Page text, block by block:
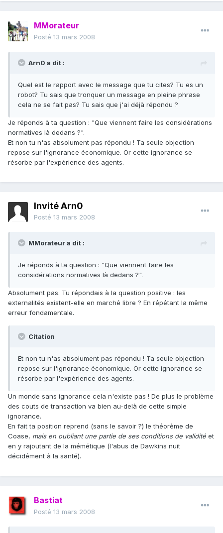
MMorateur
Posté 13 mars 2008
Arn0 a dit :
Quel est le rapport avec le message que tu cites? Tu es un
robot? Tu sais que tronquer un message en pleine phrase
cela ne se fait pas? Tu sais que j'ai déjà répondu ?
Je réponds à ta question : "Que viennent faire les considérations
normatives là dedans ?".
Et non tu n'as absolument pas répondu ! Ta seule objection
repose sur l'ignorance économique. Or cette ignorance se
résorbe par l'expérience des agents.
Invité Arn0
Posté 13 mars 2008
MMorateur a dit :
Je réponds à ta question : "Que viennent faire les
considérations normatives là dedans ?".
Absolument pas. Tu répondais à la question positive : les
externalités existent-elle en marché libre ? En répétant la même
erreur fondamentale.
Citation
Et non tu n'as absolument pas répondu ! Ta seule objection
repose sur l'ignorance économique. Or cette ignorance se
résorbe par l'expérience des agents.
Un monde sans ignorance cela n'existe pas ! De plus le problème
des couts de transaction va bien au-delà de cette simple
ignorance.
En fait ta position reprend (sans le savoir ?) le théorème de
Coase, mais en oubliant une partie de ses conditions de validité et
en y rajoutant de la mémétique (l'abus de Dawkins nuit
décidément à la santé).
Bastiat
Posté 13 mars 2008